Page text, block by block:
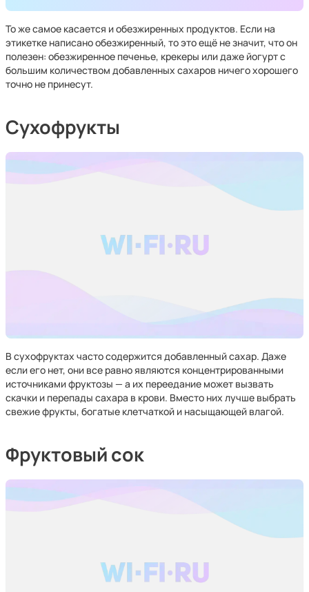
То же самое касается и обезжиренных продуктов. Если на
этикетке написано обезжиренный, то это ещё не значит, что он
полезен: обезжиренное печенье, крекеры или даже йогурт с
большим количеством добавленных сахаров ничего хорошего
точно не принесут.
Сухофрукты
В сухофруктах часто содержится добавленный сахар. Даже
если его нет, они все равно являются концентрированными
источниками фруктозы — а их переедание может вызвать
скачки и перепады сахара в крови. Вместо них лучше выбрать
свежие фрукты, богатые клетчаткой и насыщающей влагой.
Фруктовый сок